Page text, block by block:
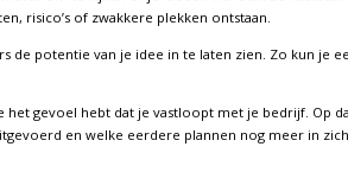
risico’s of zwakkere plekken ontstaan.
de potentie van je idee in te laten zien. Zo kun je
gevoel hebt dat je vastloopt met je bedrijf. Op
en welke eerdere plannen nog meer in zich